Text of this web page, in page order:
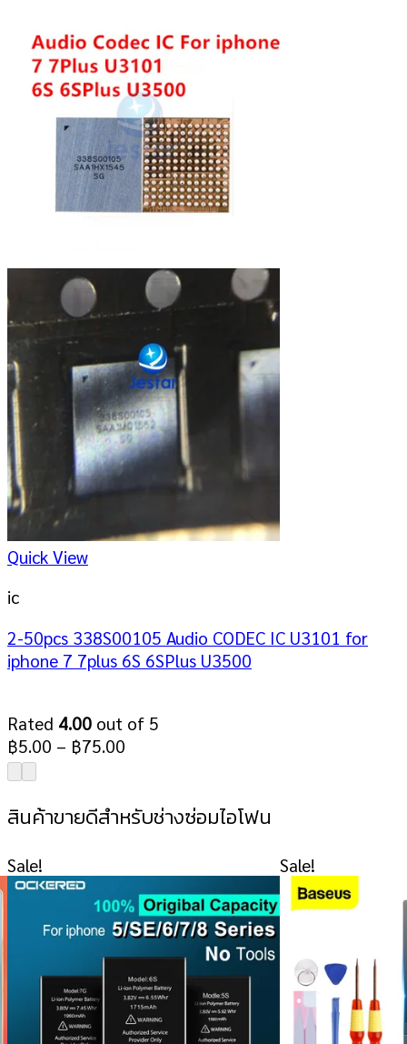
Quick View
ic
2-50pcs 338S00105 Audio CODEC IC U3101 for
iphone 7 7plus 6S 6SPlus U3500
Rated 4.00 out of 5
฿5.00 – ฿75.00
สินค้าขายดีสำหรับช่างซ่อมไอโฟน
Sale! Sale!